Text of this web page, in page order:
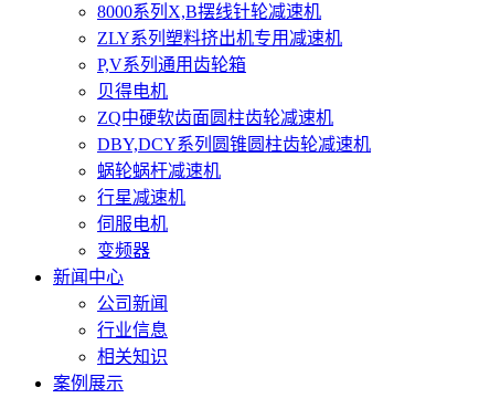
8000系列X,B摆线针轮减速机
ZLY系列塑料挤出机专用减速机
P,V系列通用齿轮箱
贝得电机
ZQ中硬软齿面圆柱齿轮减速机
DBY,DCY系列圆锥圆柱齿轮减速机
蜗轮蜗杆减速机
行星减速机
伺服电机
变频器
新闻中心
公司新闻
行业信息
相关知识
案例展示